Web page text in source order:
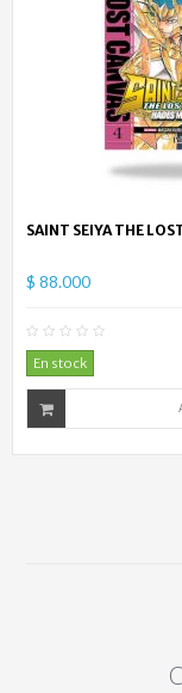
SAINT SEIYA THE
$ 88.000
En stock